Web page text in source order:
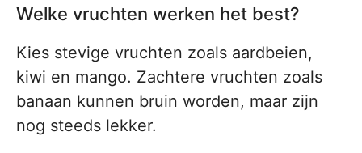
Welke vruchten werken het best?
Kies stevige vruchten zoals aardbeien,
kiwi en mango. Zachtere vruchten zoals
banaan kunnen bruin worden, maar zijn
nog steeds lekker.